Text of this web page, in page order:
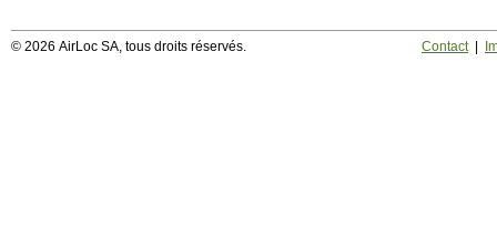
© 2026 AirLoc SA, tous droits réservés. Contact|